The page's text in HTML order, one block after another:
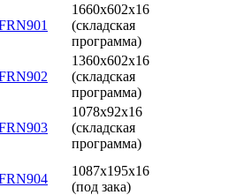
1660х602х16
(складская
программа)
1360х602х16
(складская
программа)
1078х92х16
(складская
программа)
1087х195х16
(под зака)